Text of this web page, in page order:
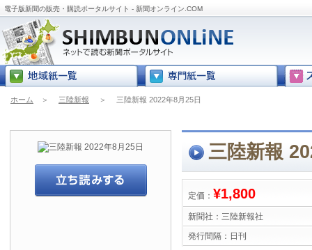
電子版新聞の販売・購読ポータルサイト - 新聞オンライン.COM
ホーム ＞ 三陸新報 ＞ 三陸新報 2022年8月25日
三陸新報
定価： ¥1,800
新聞社： 三陸新報社
発行間隔： 日刊